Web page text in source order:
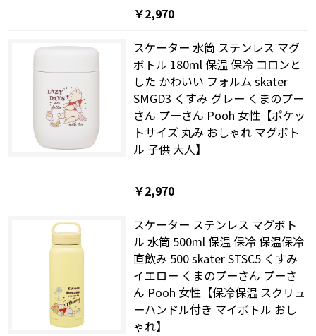
￥2,970
スケーター 水筒 ステンレス マグ
ボトル 180ml 保温 保冷 コロンと
した かわいい フォルム skater
SMGD3 くすみ グレー くまのプー
さん プーさん Pooh 女性【ポケッ
トサイズ 丸み おしゃれ マグボト
ル 子供 大人】
￥2,970
スケーター ステンレス マグボト
ル 水筒 500ml 保温 保冷 保温保冷
直飲み 500 skater STSC5 くすみ
イエロー くまのプーさん プーさ
ん Pooh 女性【保冷保温 スクリュ
ーハンドル付き マイボトル おし
ゃれ】